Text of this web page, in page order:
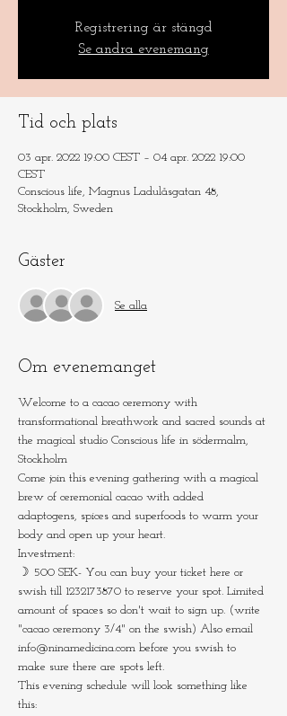
Registrering är stängd
Se andra evenemang
Tid och plats
03 apr. 2022 19:00 CEST – 04 apr. 2022 19:00
CEST
Conscious life, Magnus Ladulåsgatan 48,
Stockholm, Sweden
Gäster
Se alla
Om evenemanget
Welcome to a cacao ceremony with
transformational breathwork and sacred sounds at
the magical studio Conscious life in södermalm,
Stockholm
Come join this evening gathering with a magical
brew of ceremonial cacao with added
adaptogens, spices and superfoods to warm your
body and open up your heart.
Investment:
☽ 500 SEK- You can buy your ticket here or
swish till 1232173870 to reserve your spot. Limited
amount of spaces so don't wait to sign up. (write
"cacao ceremony 3/4" on the swish) Also email
info@ninamedicina.com before you swish to
make sure there are spots left.
This evening schedule will look something like
this: